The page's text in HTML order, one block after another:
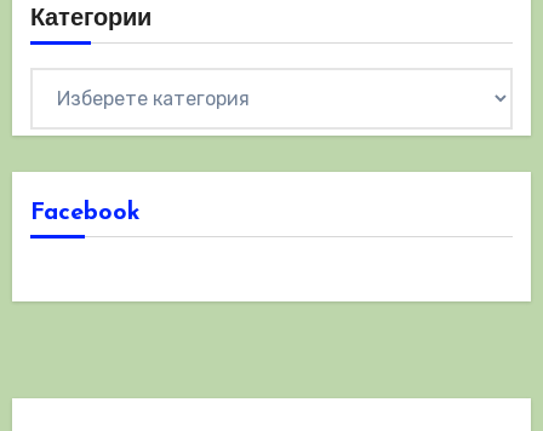
Категории
Facebook